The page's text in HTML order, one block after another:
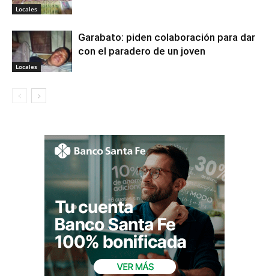
Locales
Locales
Garabato: piden colaboración para dar
con el paradero de un joven